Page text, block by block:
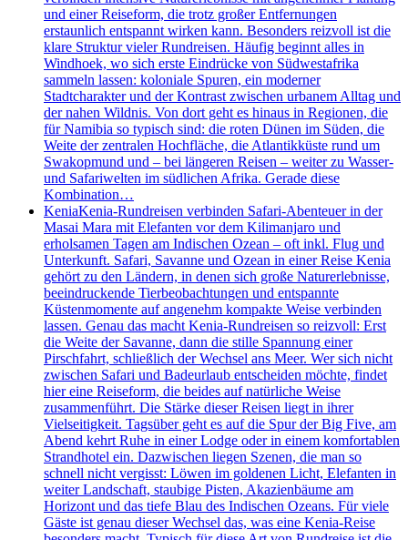
und einer Reiseform, die trotz großer Entfernungen
erstaunlich entspannt wirken kann. Besonders reizvoll ist die
klare Struktur vieler Rundreisen. Häufig beginnt alles in
Windhoek, wo sich erste Eindrücke von Südwestafrika
sammeln lassen: koloniale Spuren, ein moderner
Stadtcharakter und der Kontrast zwischen urbanem Alltag und
der nahen Wildnis. Von dort geht es hinaus in Regionen, die
für Namibia so typisch sind: die roten Dünen im Süden, die
Weite der zentralen Hochfläche, die Atlantikküste rund um
Swakopmund und – bei längeren Reisen – weiter zu Wasser-
und Safariwelten im südlichen Afrika. Gerade diese
Kombination…
KeniaKenia-Rundreisen verbinden Safari-Abenteuer in der
Masai Mara mit Elefanten vor dem Kilimanjaro und
erholsamen Tagen am Indischen Ozean – oft inkl. Flug und
Unterkunft. Safari, Savanne und Ozean in einer Reise Kenia
gehört zu den Ländern, in denen sich große Naturerlebnisse,
beeindruckende Tierbeobachtungen und entspannte
Küstenmomente auf angenehm kompakte Weise verbinden
lassen. Genau das macht Kenia-Rundreisen so reizvoll: Erst
die Weite der Savanne, dann die stille Spannung einer
Pirschfahrt, schließlich der Wechsel ans Meer. Wer sich nicht
zwischen Safari und Badeurlaub entscheiden möchte, findet
hier eine Reiseform, die beides auf natürliche Weise
zusammenführt. Die Stärke dieser Reisen liegt in ihrer
Vielseitigkeit. Tagsüber geht es auf die Spur der Big Five, am
Abend kehrt Ruhe in einer Lodge oder in einem komfortablen
Strandhotel ein. Dazwischen liegen Szenen, die man so
schnell nicht vergisst: Löwen im goldenen Licht, Elefanten in
weiter Landschaft, staubige Pisten, Akazienbäume am
Horizont und das tiefe Blau des Indischen Ozeans. Für viele
Gäste ist genau dieser Wechsel das, was eine Kenia-Reise